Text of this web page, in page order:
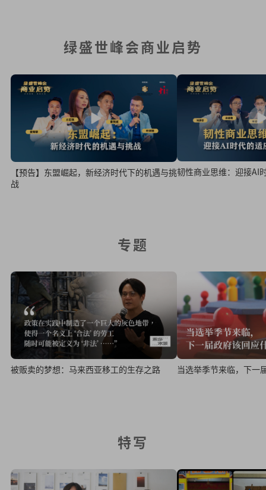
绿盛世峰会商业启势
【预告】东盟崛起，新经济时代下的机遇与挑
战
韧性商业思维：迎接AI
专题
被贩卖的梦想：马来西亚移工的生存之路 当选举季节来临，下一
特写